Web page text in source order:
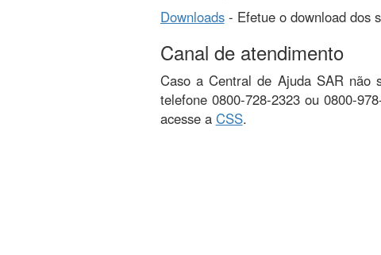
Downloads- Efetue o download dos
Canal de atendimento
Caso a Central de Ajuda SAR não
telefone 0800-728-2323 ou 0800-
acesse a CSS.